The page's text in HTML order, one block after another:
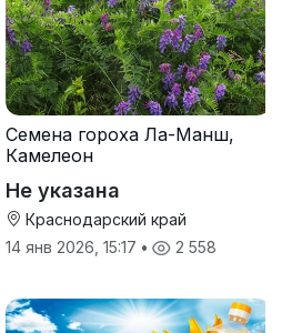
Семена гороха Ла-Манш,
Камелеон
Не указана
Краснодарский край
14 янв 2026, 15:17 • 2 558